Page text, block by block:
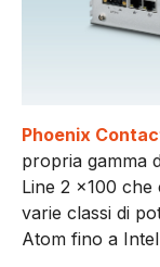
Phoenix
propria gamma
Line 2 x100 che
varie classi di
Atom fino a